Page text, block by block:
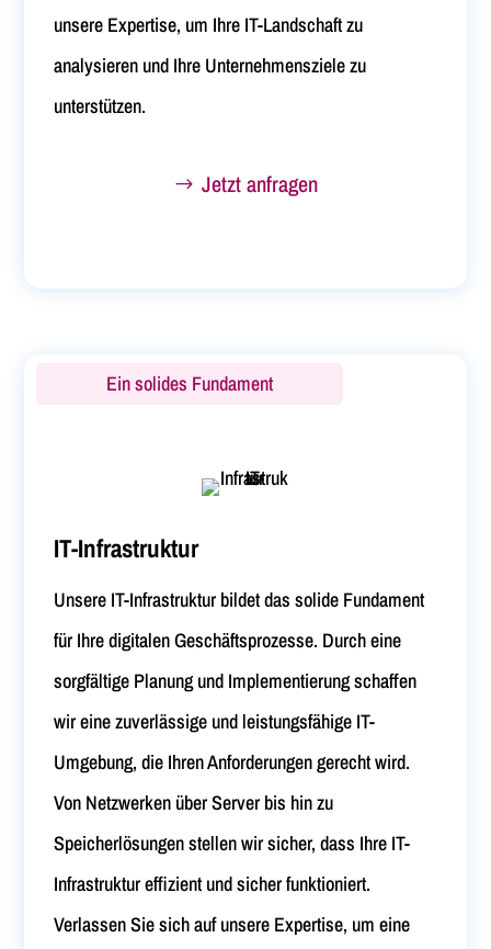
unsere Expertise, um Ihre IT-Landschaft zu
analysieren und Ihre Unternehmensziele zu
unterstützen.
Jetzt anfragen
Ein solides Fundament
IT-Infrastruktur
Unsere IT-Infrastruktur bildet das solide Fundament
für Ihre digitalen Geschäftsprozesse. Durch eine
sorgfältige Planung und Implementierung schaffen
wir eine zuverlässige und leistungsfähige IT-
Umgebung, die Ihren Anforderungen gerecht wird.
Von Netzwerken über Server bis hin zu
Speicherlösungen stellen wir sicher, dass Ihre IT-
Infrastruktur effizient und sicher funktioniert.
Verlassen Sie sich auf unsere Expertise, um eine